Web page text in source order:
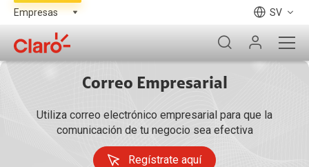
SV
Correo Empresarial
Utiliza correo electrónico empresarial para que la
comunicación de tu negocio sea efectiva
Regístrate aquí